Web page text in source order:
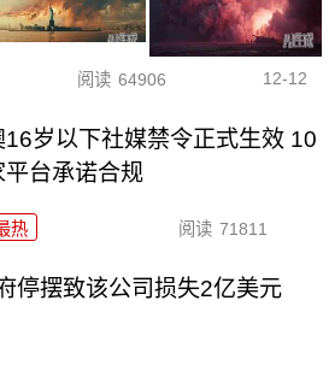
阅读 64906 12-12
16岁以下社媒禁令正式生效 10
平台承诺合规
热 阅读 71811
停摆致该公司损失2亿美元